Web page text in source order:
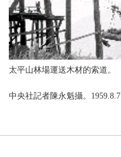
太平山林場運送木材的索道。
中央社記者陳永魁攝。1959.8.7